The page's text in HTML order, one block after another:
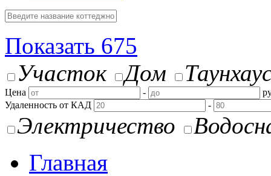
Показать 675
Участок
Дом
Цена -
Удаленность от КАД
-
Электричество
Главная